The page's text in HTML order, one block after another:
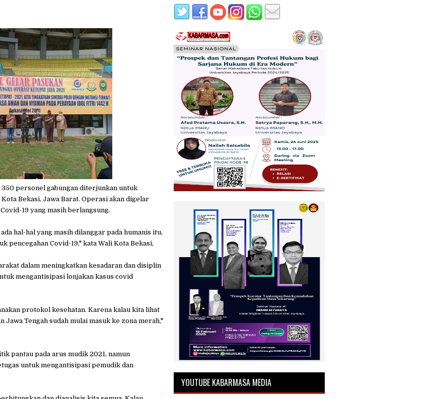
350 personel gabungan diterjunkan untuk
Bekasi, Jawa Barat. Operasi akan digelar
19 yang masih berlangsung.
hal-hal yang masih dilanggar pada humanis itu,
pencegahan Covid-19," kata Wali Kota Bekasi,
dalam meningkatkan kesadaran dan disiplin
mengantisipasi lonjakan kasus covid
protokol kesehatan. Karena kalau kita lihat
Tengah sudah mulai masuk ke zona merah,"
pantau pada arus mudik 2021, namun
untuk mengantisipasi pemudik dan
YOUTUBE KABARMASA MEDIA